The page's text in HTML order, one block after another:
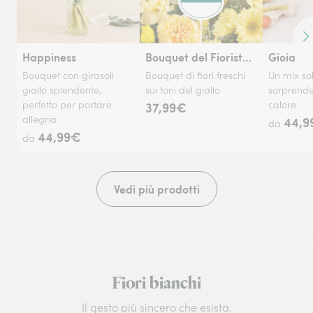
Happiness
Bouquet con girasoli
giallo splendente,
perfetto per portare
allegria
da 44,99€
Bouquet del Fiorista - Giallo
Bouquet di fiori freschi
sui toni del giallo
37,99€
Gioia
Un mix
calore
da
Vedi più prodotti
Fiori bianchi
Il gesto più sincero che esista.